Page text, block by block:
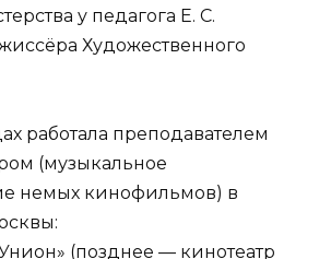
у педагога Е. С.
Художественного
работала преподавателем
(музыкальное
немых кинофильмов) в
(позднее — кинотеатр